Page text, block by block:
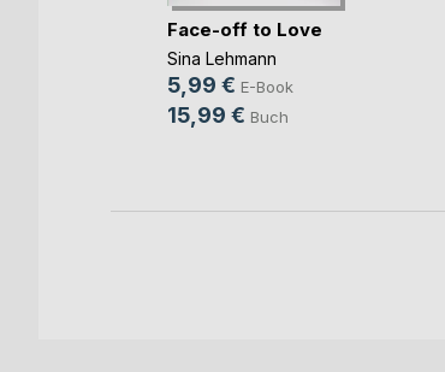
Face-off to Love
Sina Lehmann
5,99 € E-Book
15,99 € Buch